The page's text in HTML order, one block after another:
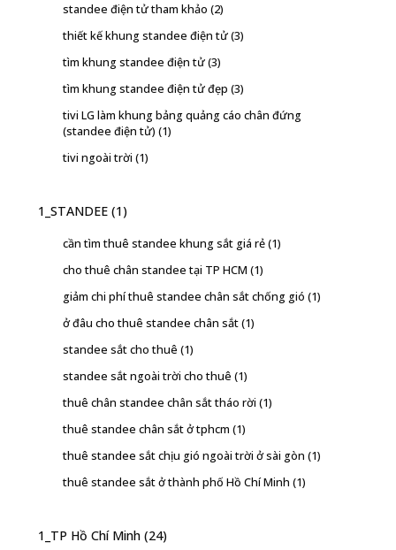
standee điện tử tham khảo (2)
thiết kế khung standee điện tử(3)
tìm khung standee điện tử(3)
tìm khung standee điện tử đẹp (3)
tivi LG làm khung bảng quảng cáo chân đứng
(standee điện tử) (1)
tivi ngoài trời (1)
1_STANDEE (1)
cần tìm thuê standee khung sắt giá rẻ(1)
cho thuê chân standee tại TP HCM (1)
giảm chi phí thuê standee chân sắt chống gió (1)
ở đâu cho thuê standee chân sắt(1)
standee sắt cho thuê (1)
standee sắt ngoài trời cho thuê (1)
thuê chân standee chân sắt tháo rời (1)
thuê standee chân sắt ở tphcm (1)
thuê standee sắt chịu gió ngoài trời ở sài gòn (1)
thuê standee sắt ở thành phố Hồ Chí Minh (1)
1_TP Hồ Chí Minh (24)